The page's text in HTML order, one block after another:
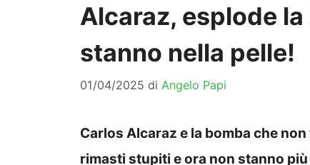
Alcaraz, esplode
stanno nella pelle!
01/04/2025 di Angelo Papi
Carlos Alcaraz e la bomba che
rimasti stupiti e ora non stanno